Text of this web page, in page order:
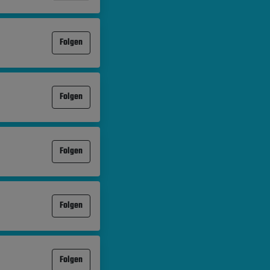
Folgen
Folgen
Folgen
Folgen
Folgen